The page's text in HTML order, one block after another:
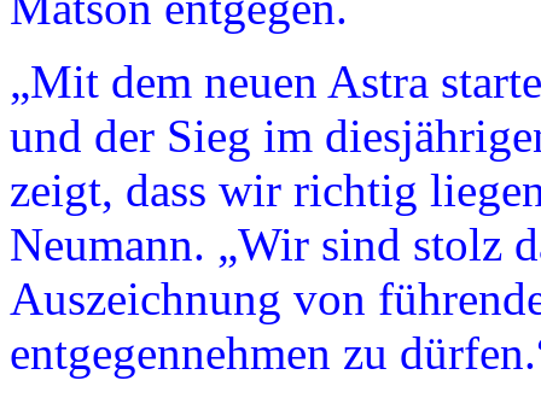
„Mit dem neuen Astra
und der Sieg im
zeigt, dass wir richtig
Neumann. „Wir sind stolz
Auszeichnung von
entgegennehmen zu